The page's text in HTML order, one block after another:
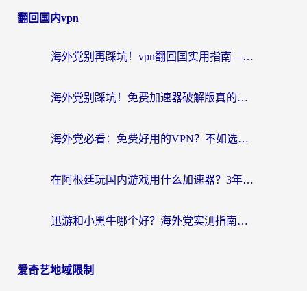
翻回国内vpn
海外党别再踩坑！vpn翻回国实用指南——选对加速器，国内资源无缝用
海外党别踩坑！免费加速器破解版真的能用？教你无缝访问国内资源的正确姿势
海外党必看：免费好用的VPN？不如选对转国内加速器实现无缝追剧
在阿根廷玩国内游戏用什么加速器？3年海外党亲测实用指南
迅游和小黑牛哪个好？海外党实测指南，选对中国地址加速器才能无缝刷国内资源
爱奇艺地域限制